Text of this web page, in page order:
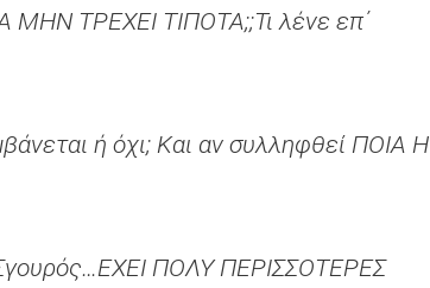
ΜΗΝ ΤΡΕΧΕΙ ΤΙΠΟΤΑ;;Τι λένε επ΄
ή όχι; Και αν συλληφθεί ΠΟΙΑ Η
ΠΟΛΥ ΠΕΡΙΣΣΟΤΕΡΕΣ